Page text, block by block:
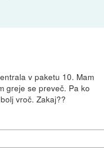
v paketu 10. Mam
greje se preveč. Pa ko
vroč. Zakaj??